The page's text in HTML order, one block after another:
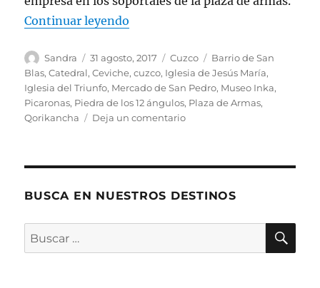
Continuar leyendo
Autor
Sandra
Publicado
el
31 agosto, 2017 Categorías
Cuzco Etiquetas
Barrio de San
Blas,Catedral,Ceviche,cuzco, Iglesia de Jesús María,
Iglesia del Triunfo, Mercado de San Pedro, Museo Inka,
Picaronas, Piedra de los 12 ángulos, Plaza de Armas,
Qorikancha
Deja un comentarioen
BUSCA EN NUESTROS DESTINOS
Buscar
por: